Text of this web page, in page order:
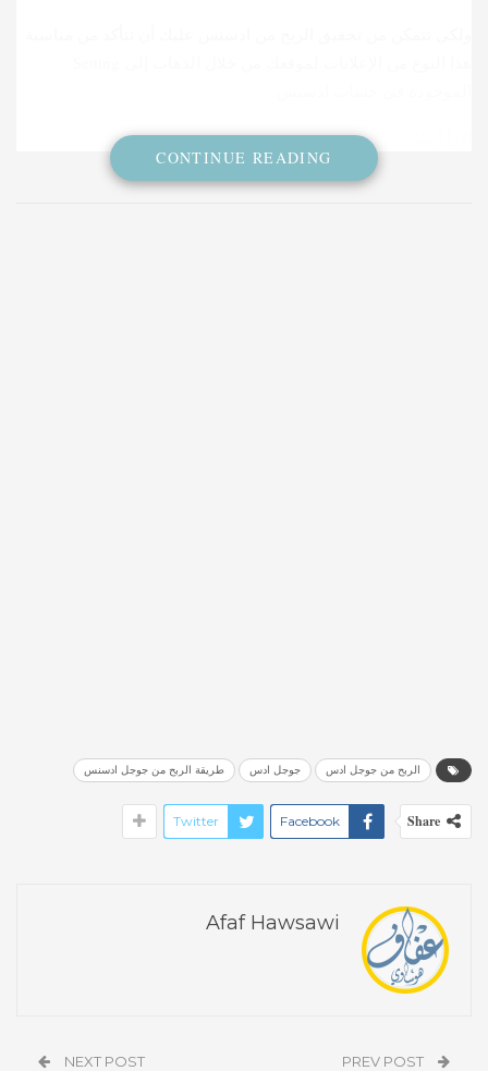
ما هي دورات قوقل التسويق المجانية لكل مبتدئ ومتعلم؟
CONTINUE READING
الربح من جوجل ادس جوجل ادس طريقة الربح من جوجل ادسنس
Share
Facebook
Twitter
Afaf Hawsawi
NEXT POST